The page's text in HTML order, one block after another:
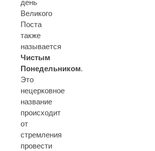
день
Великого
Поста
также
называется
Чистым
Понедельником.
Это
нецерковное
название
происходит
от
стремления
провести